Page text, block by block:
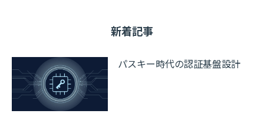
新着記事
パスキー時代の認証基盤設計